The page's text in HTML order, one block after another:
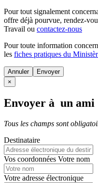
Pour tout signalement
offre déjà pourvue, rendez-
Travail ou contactez-nous
Pour toute information
les fiches pratiques du
Annuler
×
Envoyer à un ami
Tous les champs sont
Destinataire
Vos coordonnées Votre nom
Votre adresse électronique